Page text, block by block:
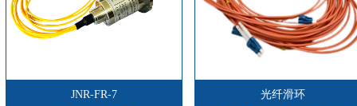
JNR-FR-7 光纤滑环